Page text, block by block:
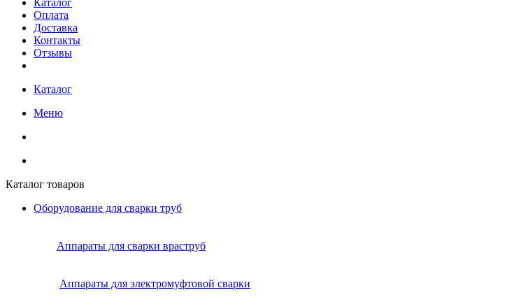
Каталог
Оплата
Доставка
Контакты
Отзывы
Каталог
Меню
Каталог товаров
Оборудование для сварки труб
Аппараты для сварки враструб
Аппараты для электромуфтовой сварки